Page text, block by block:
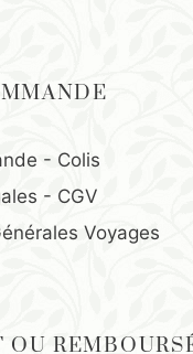
- Colis
- CGV
Voyages
OU